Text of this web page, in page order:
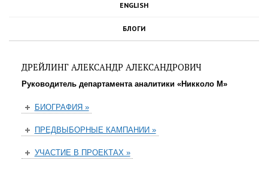
ENGLISH
БЛОГИ
ДРЕЙЛИНГ АЛЕКСАНДР АЛЕКСАНДРОВИЧ
Руководитель департамента аналитики «Никколо М»
БИОГРАФИЯ »
ПРЕДВЫБОРНЫЕ КАМПАНИИ »
УЧАСТИЕ В ПРОЕКТАХ »